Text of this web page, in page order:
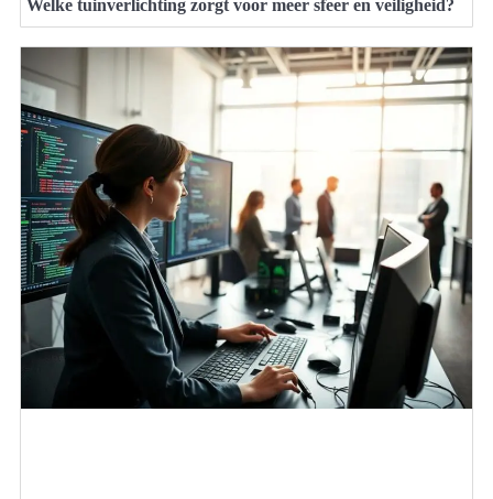
Welke tuinverlichting zorgt voor meer sfeer en veiligheid?